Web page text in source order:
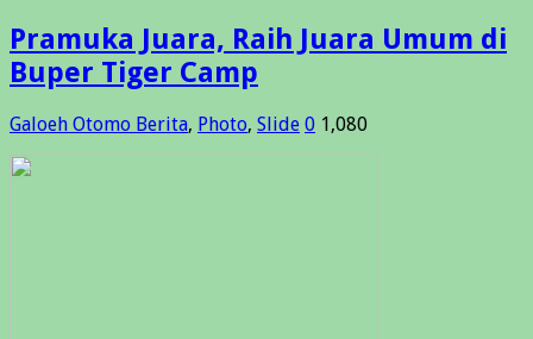
Pramuka Juara, Raih Juara Umum di
Buper Tiger Camp
Galoeh Otomo Berita, Photo, Slide 0 1,080